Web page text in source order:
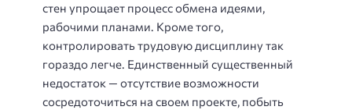
стен упрощает процесс обмена идеями,
рабочими планами. Кроме того,
контролировать трудовую дисциплину так
гораздо легче. Единственный существенный
недостаток — отсутствие возможности
сосредоточиться на своем проекте, побыть